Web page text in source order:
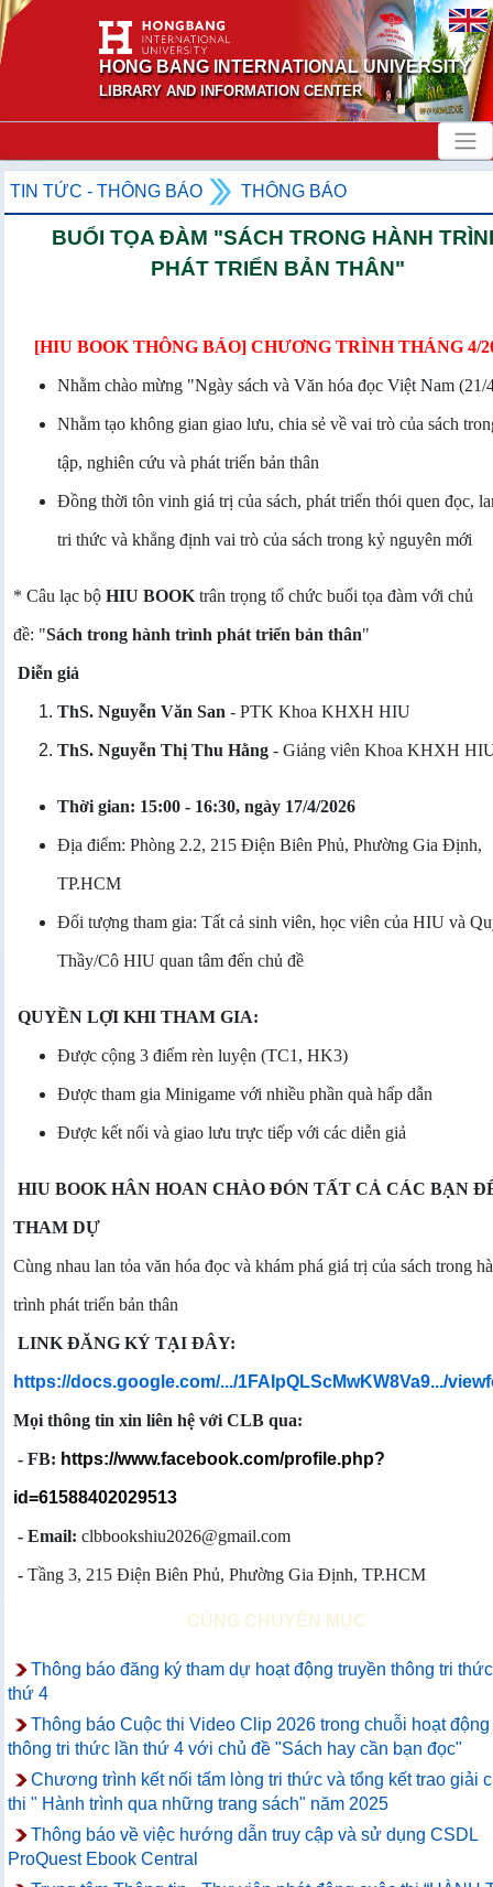
HONG BANG INTERNATIONAL UNIVERSITY
LIBRARY AND INFORMATION CENTER
TIN TỨC - THÔNG BÁO THÔNG BÁO
BUỔI TỌA ĐÀM "SÁCH TRONG HÀNH
PHÁT TRIỂN BẢN THÂN"
[HIU BOOK THÔNG BÁO] CHƯƠNG TRÌNH THÁNG 4/
Nhằm chào mừng "Ngày sách và Văn hóa đọc Việt Nam (21/
Nhằm tạo không gian giao lưu, chia sẻ về vai trò của sách
tập, nghiên cứu và phát triển bản thân
Đồng thời tôn vinh giá trị của sách, phát triển thói quen đọc,
tri thức và khẳng định vai trò của sách trong kỷ nguyên mới
* Câu lạc bộ HIU BOOK trân trọng tổ chức buổi tọa đàm với chủ
đề: "Sách trong hành trình phát triển bản thân"
Diễn giả
ThS. Nguyễn Văn San - PTK Khoa KHXH HIU
ThS. Nguyễn Thị Thu Hằng - Giảng viên Khoa KHXH
Thời gian: 15:00 - 16:30, ngày 17/4/2026
Địa điểm: Phòng 2.2, 215 Điện Biên Phủ, Phường Gia Định,
TP.HCM
Đối tượng tham gia: Tất cả sinh viên, học viên của HIU và
Thầy/Cô HIU quan tâm đến chủ đề
QUYỀN LỢI KHI THAM GIA:
Được cộng 3 điểm rèn luyện (TC1, HK3)
Được tham gia Minigame với nhiều phần quà hấp dẫn
Được kết nối và giao lưu trực tiếp với các diễn giả
HIU BOOK HÂN HOAN CHÀO ĐÓN TẤT CẢ CÁC BẠN
THAM DỰ
Cùng nhau lan tỏa văn hóa đọc và khám phá giá trị của sách trong
trình phát triển bản thân
LINK ĐĂNG KÝ TẠI ĐÂY:
https://docs.google.com/.../1FAIpQLScMwKW8Va9.../
Mọi thông tin xin liên hệ với CLB qua:
- FB: https://www.facebook.com/profile.php?
id=61588402029513
- Email: clbbookshiu2026@gmail.com
- Tầng 3, 215 Điện Biên Phủ, Phường Gia Định, TP.HCM
CÙNG CHUYÊN MỤC
Thông báo đăng ký tham dự hoạt động truyền thông tri
thứ 4
Thông báo Cuộc thi Video Clip 2026 trong chuỗi hoạt động
thông tri thức lần thứ 4 với chủ đề "Sách hay cần bạn đọc"
Chương trình kết nối tấm lòng tri thức và tổng kết trao giải
thi " Hành trình qua những trang sách" năm 2025
Thông báo về việc hướng dẫn truy cập và sử dụng CSDL
ProQuest Ebook Central